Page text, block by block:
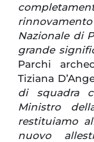
Nazionale di
grande
Parchi
Tiziana
di squadra
Ministro
restituiamo
nuovo